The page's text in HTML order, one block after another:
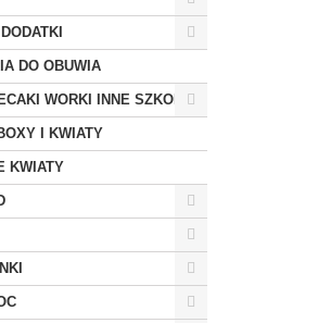
DO OBUWIA
WORKI INNE SZKOLNE
I KWIATY
KWIATY